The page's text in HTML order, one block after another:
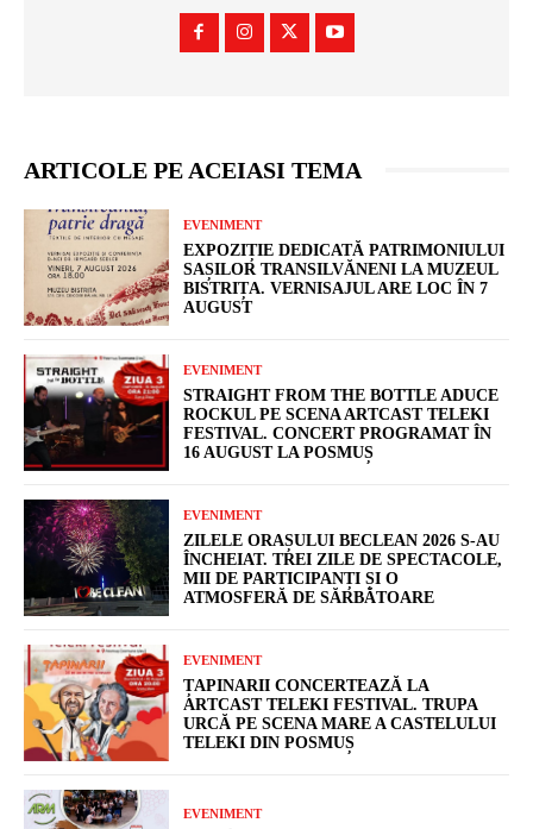
ARTICOLE PE ACEIASI TEMA
EVENIMENT
EXPOZIȚIE DEDICATĂ PATRIMONIULUI
SAȘILOR TRANSILVĂNENI LA MUZEUL
BISTRIȚA. VERNISAJUL ARE LOC ÎN 7
AUGUST
EVENIMENT
STRAIGHT FROM THE BOTTLE ADUCE
ROCKUL PE SCENA ARTCAST TELEKI
FESTIVAL. CONCERT PROGRAMAT ÎN
16 AUGUST LA POSMUȘ
EVENIMENT
ZILELE ORAȘULUI BECLEAN 2026 S-AU
ÎNCHEIAT. TREI ZILE DE SPECTACOLE,
MII DE PARTICIPANȚI ȘI O
ATMOSFERĂ DE SĂRBĂTOARE
EVENIMENT
ȚAPINARII CONCERTEAZĂ LA
ARTCAST TELEKI FESTIVAL. TRUPA
URCĂ PE SCENA MARE A CASTELULUI
TELEKI DIN POSMUȘ
EVENIMENT